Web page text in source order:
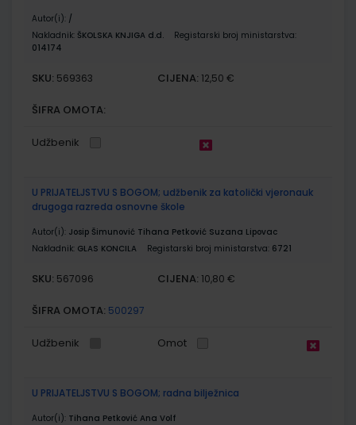
Autor(i): /
Nakladnik: ŠKOLSKA KNJIGA d.d.
Registarski broj ministarstva:
014174
SKU: 569363 CIJENA: 12,50 €
ŠIFRA OMOTA:
Udžbenik
U PRIJATELJSTVU S BOGOM; udžbenik za katolički vjeronauk
drugoga razreda osnovne škole
Autor(i): Josip Šimunović Tihana Petković Suzana Lipovac
Nakladnik: GLAS KONCILA Registarski broj ministarstva: 6721
SKU: 567096 CIJENA: 10,80 €
ŠIFRA OMOTA: 500297
Udžbenik Omot
U PRIJATELJSTVU S BOGOM; radna bilježnica
Autor(i): Tihana Petković Ana Volf